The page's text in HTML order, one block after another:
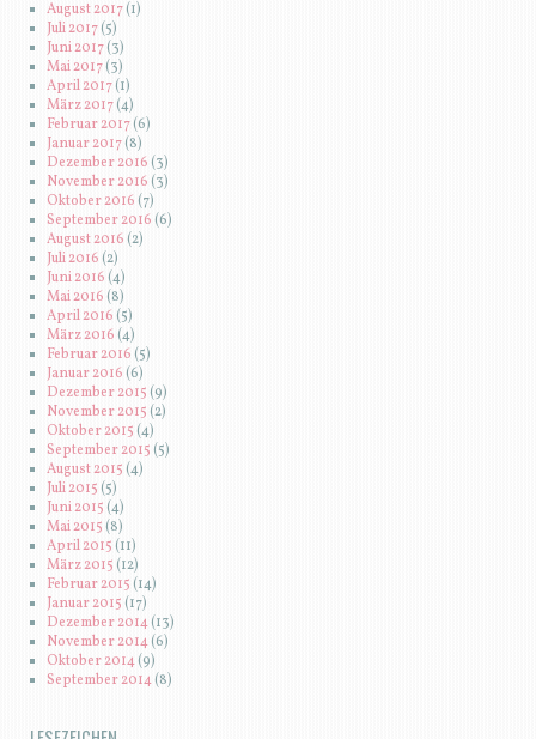
August 2017(1)
Juli 2017(5)
Juni 2017(3)
Mai 2017(3)
April 2017(1)
März 2017(4)
Februar 2017(6)
Januar 2017(8)
Dezember 2016 (3)
November 2016 (3)
Oktober 2016(7)
September 2016 (6)
August 2016(2)
Juli 2016(2)
Juni 2016 (4)
Mai 2016 (8)
April 2016(5)
März 2016 (4)
Februar 2016(5)
Januar 2016 (6)
Dezember 2015 (9)
November 2015 (2)
Oktober 2015 (4)
September 2015 (5)
August 2015 (4)
Juli 2015 (5)
Juni 2015 (4)
Mai 2015(8)
April 2015 (11)
März 2015 (12)
Februar 2015 (14)
Januar 2015 (17)
Dezember 2014(13)
November 2014(6)
Oktober 2014(9)
September 2014(8)